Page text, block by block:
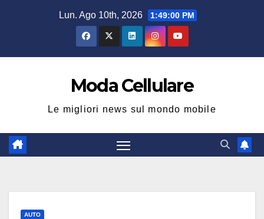
Lun. Ago 10th, 2026 1:49:01 PM
Moda Cellulare
Le migliori news sul mondo mobile
AUTO